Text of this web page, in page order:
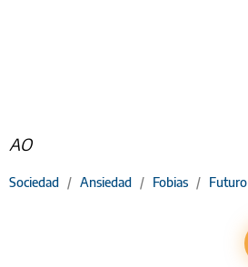
AO
Sociedad / Ansiedad / Fobias / Futuro